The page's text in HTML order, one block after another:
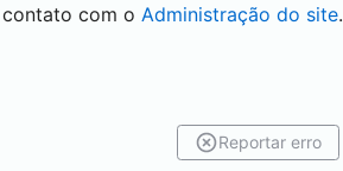
com o Administração do site.
Reportar erro